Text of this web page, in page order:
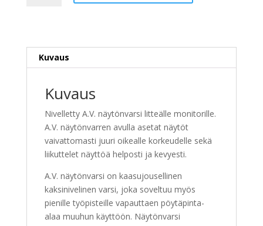
Kuvaus
Kuvaus
Nivelletty A.V. näytönvarsi litteälle monitorille.
A.V. näytönvarren avulla asetat näytöt
vaivattomasti juuri oikealle korkeudelle sekä
liikuttelet näyttöä helposti ja kevyesti.
A.V. näytönvarsi on kaasujousellinen
kaksinivelinen varsi, joka soveltuu myös
pienille työpisteille vapauttaen pöytäpinta-
alaa muuhun käyttöön. Näytönvarsi